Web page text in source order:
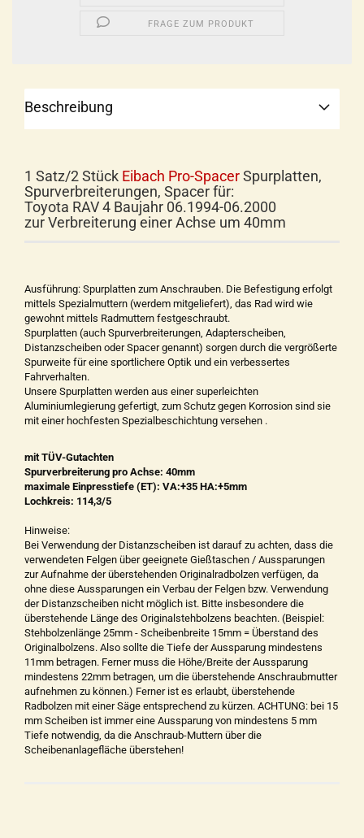
FRAGE ZUM PRODUKT
Beschreibung
1 Satz/2 Stück Eibach Pro-SpacerSpurplatten,
Spurverbreiterungen, Spacer für:
Toyota RAV 4 Baujahr 06.1994-06.2000
zur Verbreiterung einer Achse um 40mm
Ausführung: Spurplatten zum Anschrauben. Die Befestigung erfolgt
mittels Spezialmuttern (werdem mitgeliefert), das Rad wird wie
gewohnt mittels Radmuttern festgeschraubt.
Spurplatten (auch Spurverbreiterungen, Adapterscheiben,
Distanzscheiben oder Spacer genannt) sorgen durch die vergrößerte
Spurweite für eine sportlichere Optik und ein verbessertes
Fahrverhalten.
Unsere Spurplatten werden aus einer superleichten
Aluminiumlegierung gefertigt, zum Schutz gegen Korrosion sind sie
mit einer hochfesten Spezialbeschichtung versehen .
mit TÜV-Gutachten
Spurverbreiterung pro Achse: 40mm
maximale Einpresstiefe (ET): VA:+35 HA:+5mm
Lochkreis: 114,3/5
Hinweise:
Bei Verwendung der Distanzscheiben ist darauf zu achten, dass die
verwendeten Felgen über geeignete Gießtaschen / Aussparungen
zur Aufnahme der überstehenden Originalradbolzen verfügen, da
ohne diese Aussparungen ein Verbau der Felgen bzw. Verwendung
der Distanzscheiben nicht möglich ist. Bitte insbesondere die
überstehende Länge des Originalstehbolzens beachten. (Beispiel:
Stehbolzenlänge 25mm - Scheibenbreite 15mm = Überstand des
Originalbolzens. Also sollte die Tiefe der Aussparung mindestens
11mm betragen. Ferner muss die Höhe/Breite der Aussparung
mindestens 22mm betragen, um die überstehende Anschraubmutter
aufnehmen zu können.) Ferner ist es erlaubt, überstehende
Radbolzen mit einer Säge entsprechend zu kürzen. ACHTUNG: bei 15
mm Scheiben ist immer eine Aussparung von mindestens 5 mm
Tiefe notwendig, da die Anschraub-Muttern über die
Scheibenanlagefläche überstehen!